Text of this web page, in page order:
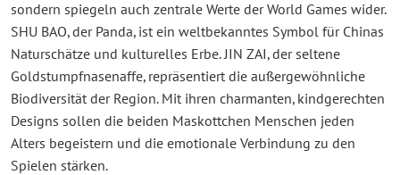
sondern spiegeln auch zentrale Werte der World Games wider.
SHU BAO, der Panda, ist ein weltbekanntes Symbol für Chinas
Naturschätze und kulturelles Erbe. JIN ZAI, der seltene
Goldstumpfnasenaffe, repräsentiert die außergewöhnliche
Biodiversität der Region. Mit ihren charmanten, kindgerechten
Designs sollen die beiden Maskottchen Menschen jeden
Alters begeistern und die emotionale Verbindung zu den
Spielen stärken.